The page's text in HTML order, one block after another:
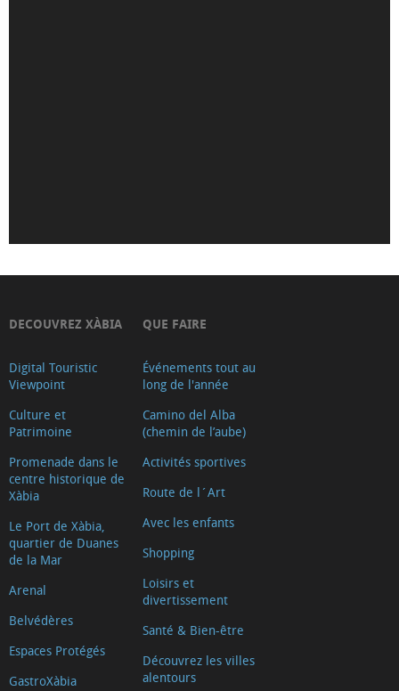
Déu
de
Iglesia-
de
San
Bartolomé
2018)
Museu
Soler
Blasco
Ayuntamiento
Oficina
de
Turisme
Xàbia
DECOUVREZ XÀBIA
Digital Touristic
Viewpoint
Culture et
Patrimoine
Promenade dans le
centre historique de
Xàbia
Le Port de Xàbia,
quartier de Duanes
de la Mar
Arenal
Belvédères
Espaces Protégés
GastroXàbia
QUE FAIRE
Événements tout au
long de l'année
Camino del Alba
(chemin de l’aube)
Activités sportives
Route de l´Art
Avec les enfants
Shopping
Loisirs et
divertissement
Santé & Bien-être
Découvrez les villes
alentours